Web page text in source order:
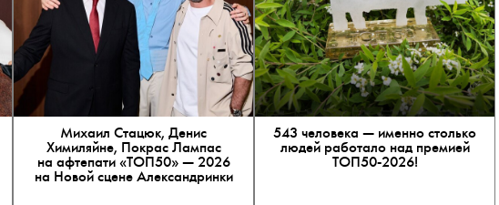
Михаил Стацюк, Денис
Химиляйне, Покрас Лампас
на афтепати «ТОП50» — 2026
на Новой сцене Александринки
543 человека — именно столько
людей работало над премией
ТОП50-2026!